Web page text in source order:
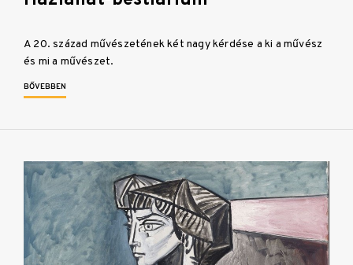
A 20. század művészetének két nagy kérdése a ki a művész
és mi a művészet.
BŐVEBBEN